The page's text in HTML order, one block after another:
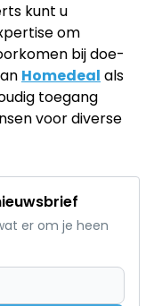
kunt u
om
bij doe-
Homedeal als
toegang
voor diverse
er om je heen